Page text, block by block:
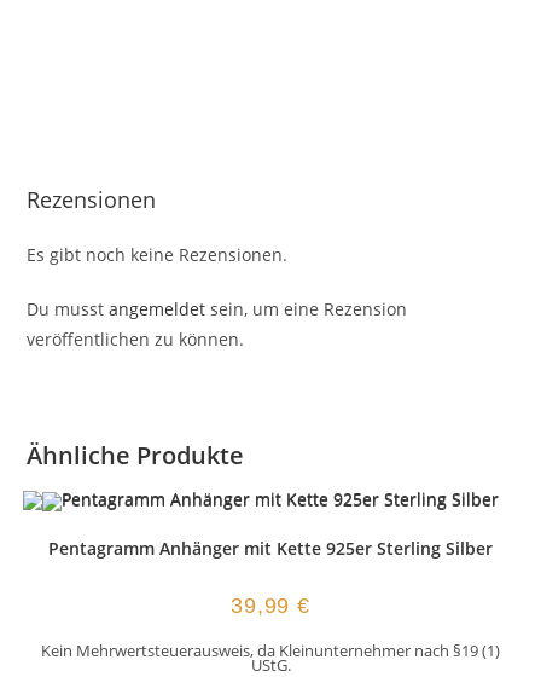
Rezensionen
Es gibt noch keine Rezensionen.
Du musstangemeldet sein, um eine Rezension
veröffentlichen zu können.
Ähnliche Produkte
Pentagramm Anhänger mit Kette 925er Sterling Silber
39,99€
Kein Mehrwertsteuerausweis, da Kleinunternehmer nach §19 (1)
UStG.